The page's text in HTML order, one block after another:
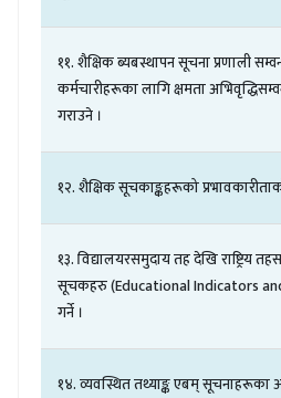
११.शैक्षिकब्यबस्थापनसूचनाप्रणाली
कर्मचारीहरूकालागिक्षमता
गराउने ।
१२.शैक्षिकसूचकाङ्कहरूको
१३.विद्यालयरसमुदायतहदेखिराष्ट्रिय
सूचकहरु(Educational Indicators
गर्ने ।
१४.व्यवस्थिततथ्याङ्कएबम्सूचनाहरूका